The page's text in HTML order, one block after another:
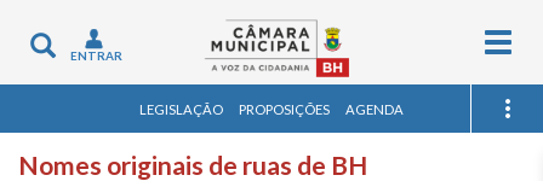
Toggle
navigation
ENTRAR
LEGISLAÇÃO PROPOSIÇÕES AGENDA
Nomes originais de ruas de BH